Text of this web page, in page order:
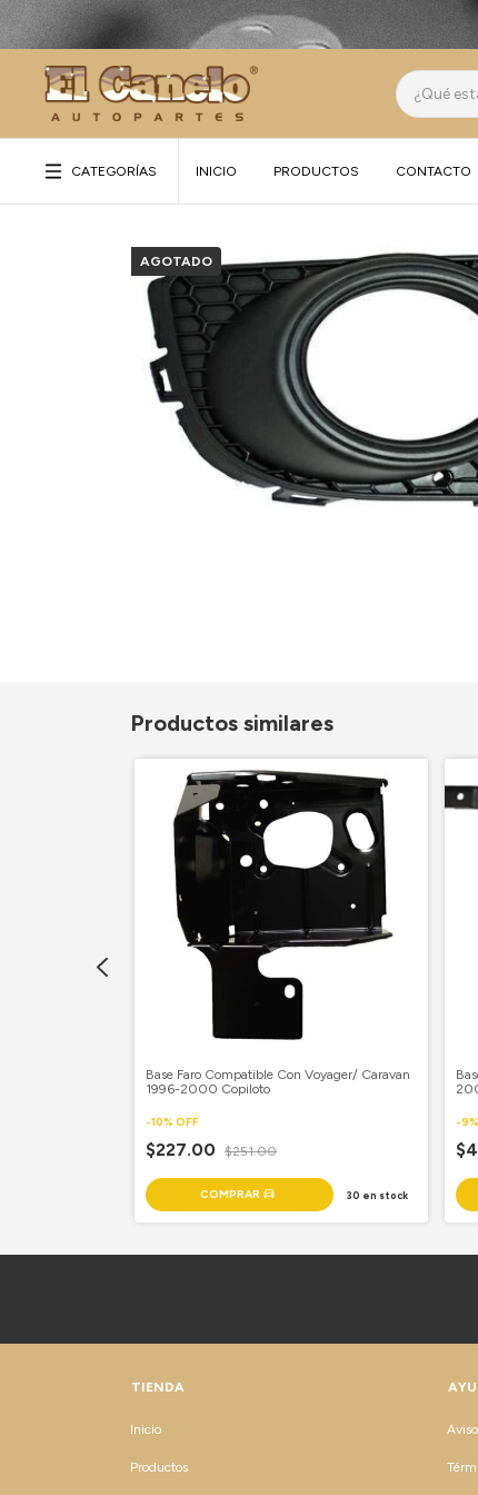
CATEGORÍAS INICIO PRODUCTOS CONTACTO
AGOTADO
Productos similares
Base Faro Compatible Con Voyager/ Caravan
1996-2000 Copiloto
-10% OFF
$227.00 $251.00
30 en stock
-9%
TIENDA
Inicio
Productos